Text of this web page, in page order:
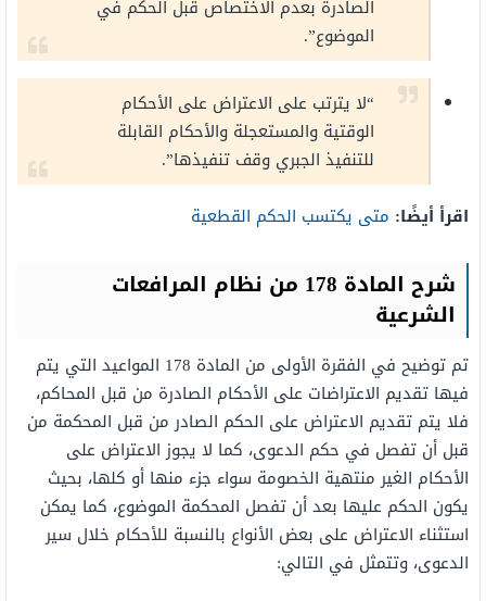
الصادرة بعدم الاختصاص قبل الحكم في
الموضوع”.
“لا يترتب على الاعتراض على الأحكام
الوقتية والمستعجلة والأحكام القابلة
للتنفيذ الجبري وقف تنفيذها”.
اقرأ أيضًا: متى يكتسب الحكم القطعية
شرح المادة 178 من نظام المرافعات
الشرعية
تم توضيح في الفقرة الأولى من المادة 178 المواعيد التي يتم
فيها تقديم الاعتراضات على الأحكام الصادرة من قبل المحاكم،
فلا يتم تقديم الاعتراض على الحكم الصادر من قبل المحكمة من
قبل أن تفصل في حكم الدعوى، كما لا يجوز الاعتراض على
الأحكام الغير منتهية الخصومة سواء جزء منها أو كلها، بحيث
يكون الحكم عليها بعد أن تفصل المحكمة الموضوع، كما يمكن
استثناء الاعتراض على بعض الأنواع بالنسبة للأحكام خلال سير
الدعوى، وتتمثل في التالي: